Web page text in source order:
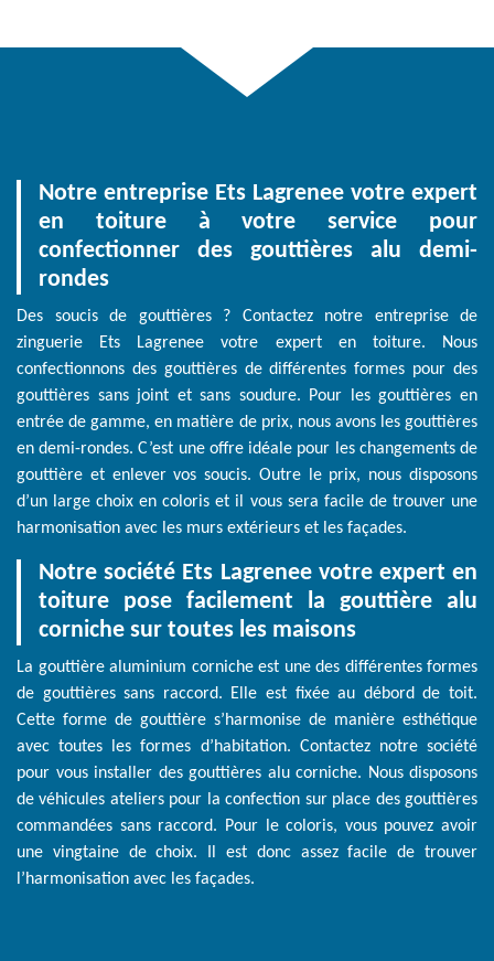
Notre entreprise Ets Lagrenee votre expert
en toiture à votre service pour
confectionner des gouttières alu demi-
rondes
Des soucis de gouttières ? Contactez notre entreprise de
zinguerie Ets Lagrenee votre expert en toiture. Nous
confectionnons des gouttières de différentes formes pour des
gouttières sans joint et sans soudure. Pour les gouttières en
entrée de gamme, en matière de prix, nous avons les gouttières
en demi-rondes. C’est une offre idéale pour les changements de
gouttière et enlever vos soucis. Outre le prix, nous disposons
d’un large choix en coloris et il vous sera facile de trouver une
harmonisation avec les murs extérieurs et les façades.
Notre société Ets Lagrenee votre expert en
toiture pose facilement la gouttière alu
corniche sur toutes les maisons
La gouttière aluminium corniche est une des différentes formes
de gouttières sans raccord. Elle est fixée au débord de toit.
Cette forme de gouttière s’harmonise de manière esthétique
avec toutes les formes d’habitation. Contactez notre société
pour vous installer des gouttières alu corniche. Nous disposons
de véhicules ateliers pour la confection sur place des gouttières
commandées sans raccord. Pour le coloris, vous pouvez avoir
une vingtaine de choix. Il est donc assez facile de trouver
l’harmonisation avec les façades.